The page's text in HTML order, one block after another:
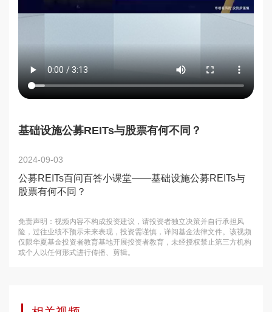
基础设施公募REITs与股票有何不同？
2024-09-03
公募REITs百问百答小课堂——基础设施公募REITs与
股票有何不同？
免责声明：视频内容不构成投资建议，请投资者独立决策并自行承担风
险，过往业绩不预示未来表现，投资需谨慎，详阅基金法律文件。该视频
仅限华夏基金投资者教育基地开展投资者教育，未经授权禁止第三方机构
或个人以任何形式进行传播、剪辑。